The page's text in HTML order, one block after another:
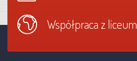
Współpraca z liceum